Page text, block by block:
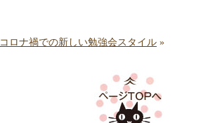
コロナ禍での新しい勉強会スタイル »